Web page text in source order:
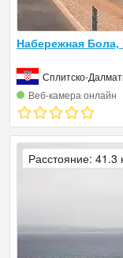
Набережная Бола,
Сплитско-
Веб‑камера онлайн
Расстояние: 41.3